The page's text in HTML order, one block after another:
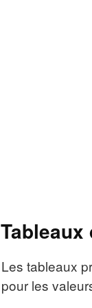
Les tableaux
pour les